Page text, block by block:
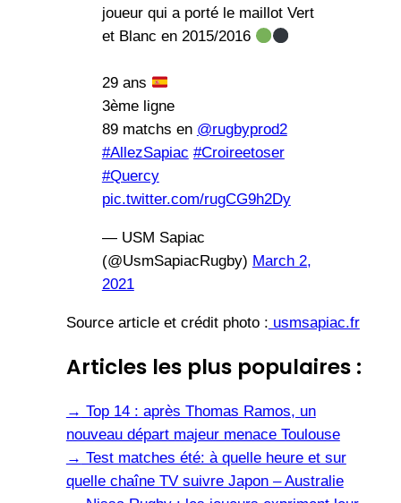
joueur qui a porté le maillot Vert
et Blanc en 2015/2016
29 ans
3ème ligne
89 matchs en @rugbyprod2
#AllezSapiac #Croireetoser
#Quercy
pic.twitter.com/rugCG9h2Dy
— USM Sapiac
(@UsmSapiacRugby) March 2,
2021
Source article et crédit photo : usmsapiac.fr
Articles les plus populaires :
→ Top 14 : après Thomas Ramos, un
nouveau départ majeur menace Toulouse
→ Test matches été: à quelle heure et sur
quelle chaîne TV suivre Japon – Australie